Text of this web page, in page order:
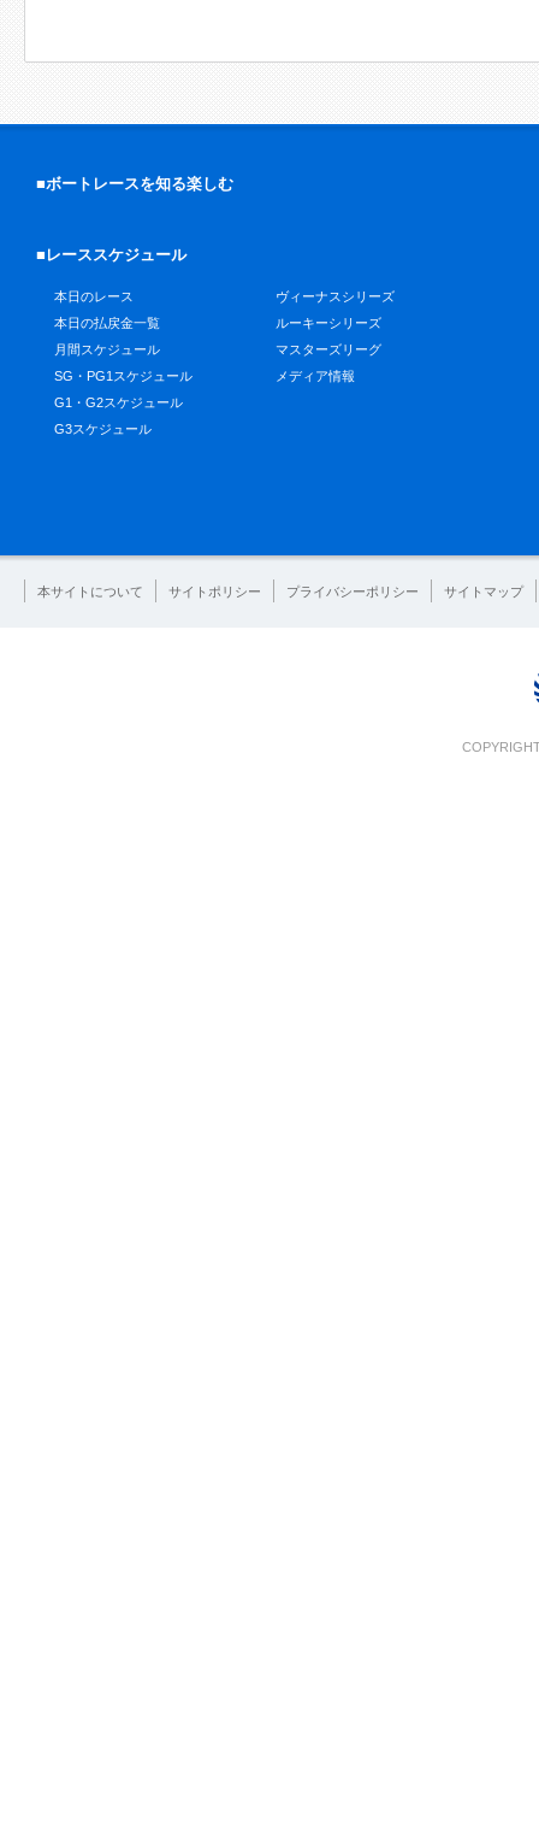
■ボートレースを知る楽しむ
■レーススケジュール
本日のレース
本日の払戻金一覧
月間スケジュール
SG・PG1スケジュール
G1・G2スケジュール
G3スケジュール
ヴィーナスシリーズ
ルーキーシリーズ
マスターズリーグ
メディア情報
本サイトについて サイトポリシー プライバシーポリシー サイトマップ